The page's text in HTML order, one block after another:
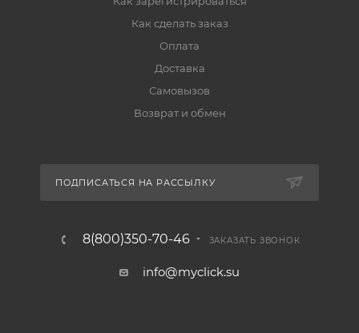
Как сделать заказ
Оплата
Доставка
Самовызов
Возврат и обмен
ПОДПИСАТЬСЯ НА РАССЫЛКУ
8(800)350-70-46 ЗАКАЗАТЬ ЗВОНОК
info@myclick.su